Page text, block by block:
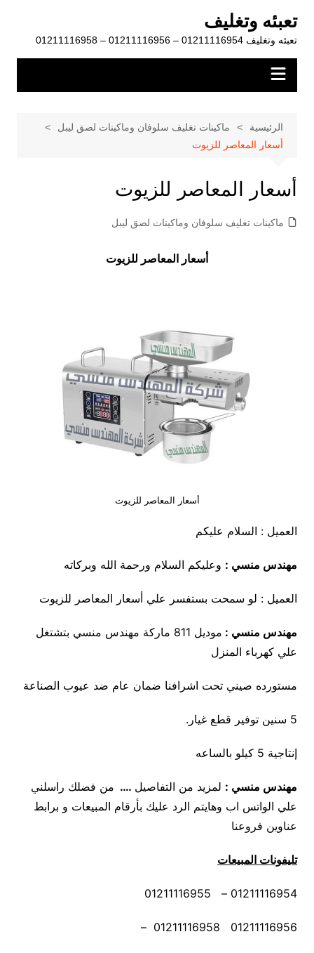
المحتوى
تعبئه وتغليف
تعبئه وتغليف 01211116954 – 01211116956 – 01211116958
الرئيسية
ماكينات تغليف سلوفان وماكينات لصق ليبل
أسعار المعاصر للزيوت
أسعار المعاصر للزيوت
ماكينات تغليف سلوفان وماكينات لصق ليبل
أسعار المعاصر للزيوت
أسعار المعاصر للزيوت
العميل : السلام عليكم
مهندس منسي : وعليكم السلام ورحمة الله وبركاته
العميل : لو سمحت بستفسر علي أسعار المعاصر للزيوت
مهندس منسي :
موديل 811 ماركة مهندس منسي بتشتغل
علي كهرباء المنزل
مستورده صيني تحت اشرافنا ضمان عام ضد عيوب الصناعة
5 سنين توفير قطع غيار.
إنتاجية 5 كيلو بالساعه
مهندس منسي : لمزيد من التفاصيل …. من فضلك راسلني
علي الواتس اب وهايتم الرد عليك بأرقام المبيعات و برابط
عناوين فروعنا
تليفونات المبيعات
01211116954 – 01211116955
01211116956 01211116958 –